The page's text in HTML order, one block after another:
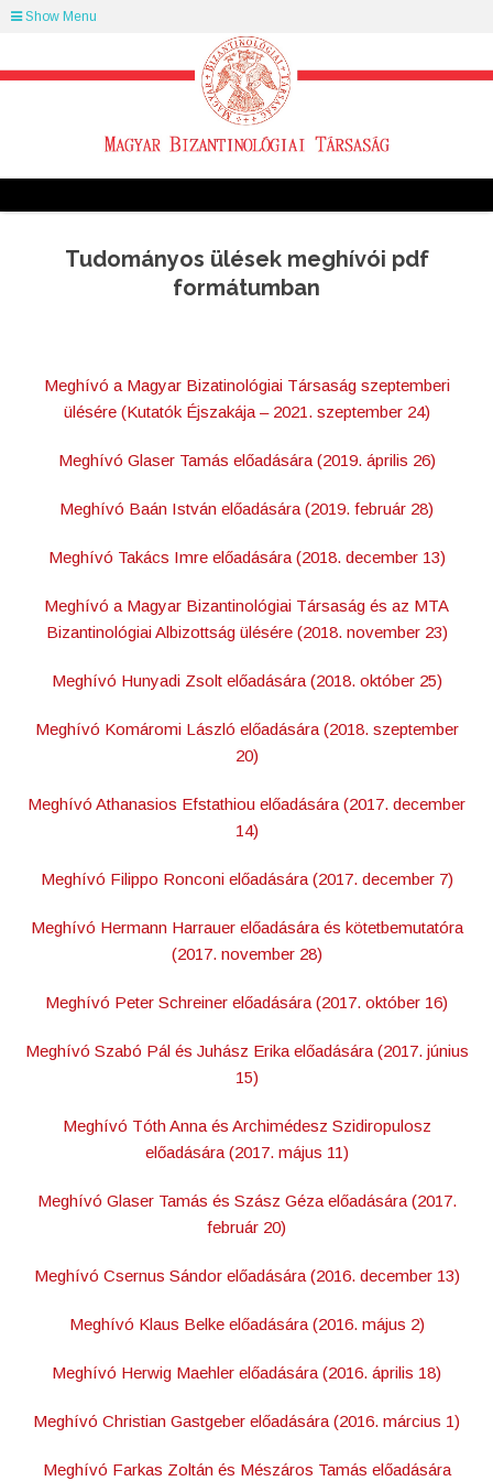
Show Menu
Tudományos ülések meghívói pdf
formátumban
Meghívó a Magyar Bizatinológiai Társaság szeptemberi
ülésére (Kutatók Éjszakája – 2021. szeptember 24)
Meghívó Glaser Tamás előadására (2019. április 26)
Meghívó Baán István előadására (2019. február 28)
Meghívó Takács Imre előadására (2018. december 13)
Meghívó a Magyar Bizantinológiai Társaság és az MTA
Bizantinológiai Albizottság ülésére (2018. november 23)
Meghívó Hunyadi Zsolt előadására (2018. október 25)
Meghívó Komáromi László előadására (2018. szeptember
20)
Meghívó Athanasios Efstathiou előadására (2017. december
14)
Meghívó Filippo Ronconi előadására (2017. december 7)
Meghívó Hermann Harrauer előadására és kötetbemutatóra
(2017. november 28)
Meghívó Peter Schreiner előadására (2017. október 16)
Meghívó Szabó Pál és Juhász Erika előadására (2017. június
15)
Meghívó Tóth Anna és Archimédesz Szidiropulosz
előadására (2017. május 11)
Meghívó Glaser Tamás és Szász Géza előadására (2017.
február 20)
Meghívó Csernus Sándor előadására (2016. december 13)
Meghívó Klaus Belke előadására (2016. május 2)
Meghívó Herwig Maehler előadására (2016. április 18)
Meghívó Christian Gastgeber előadására (2016. március 1)
Meghívó Farkas Zoltán és Mészáros Tamás előadására